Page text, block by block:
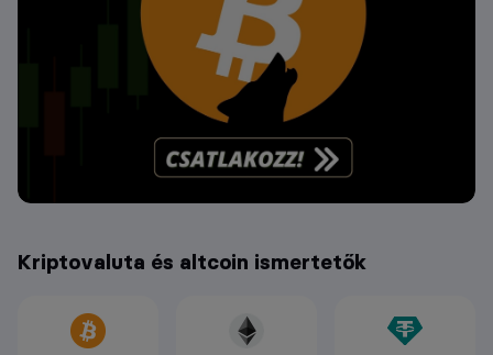
Kriptovaluta és altcoin ismertetők